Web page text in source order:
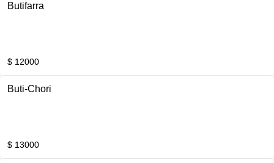
Butifarra
$ 12000
Buti-Chori
$ 13000